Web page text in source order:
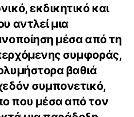
εκδικητικό και
αντλεί μια
μέσα από τη
συμφοράς,
βαθιά
συμπονετικό,
που μέσα από τον